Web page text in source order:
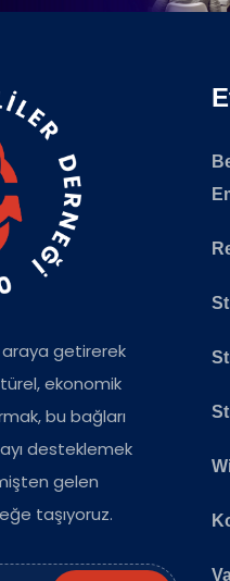
araya getirerek
ekonomik
bu bağları
desteklemek
gelen
taşıyoruz.